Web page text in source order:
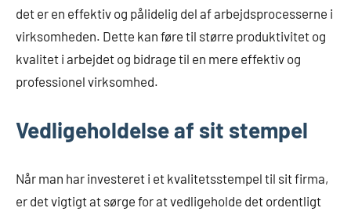
det er en effektiv og pålidelig del af arbejdsprocesserne i
virksomheden. Dette kan føre til større produktivitet og
kvalitet i arbejdet og bidrage til en mere effektiv og
professionel virksomhed.
Vedligeholdelse af sit stempel
Når man har investeret i et kvalitetsstempel til sit firma,
er det vigtigt at sørge for at vedligeholde det ordentligt